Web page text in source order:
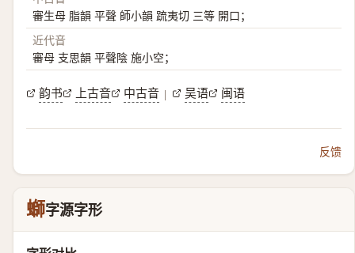
審生母 脂韻 平聲 師小韻 䟽夷切 三等 開口；
近代音
審母 支思韻 平聲陰 施小空；
韵书 上古音 中古音 | 吴语 闽语
反馈
螄字源字形